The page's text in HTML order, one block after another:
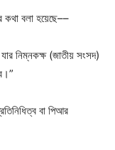
কথা বলা হয়েছে––
নিম্নকক্ষ (জাতীয় সংসদ)
বা পিআর